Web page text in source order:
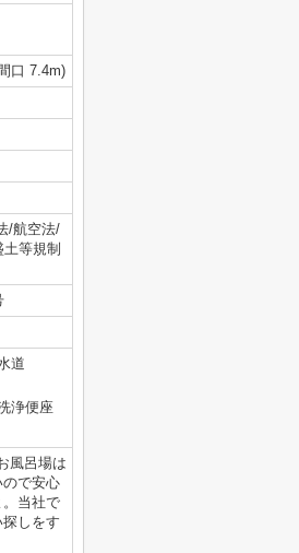
口 7.4m)
/航空法/
等規制
道
浄便座
風呂場は
で安心
当社で
しをす